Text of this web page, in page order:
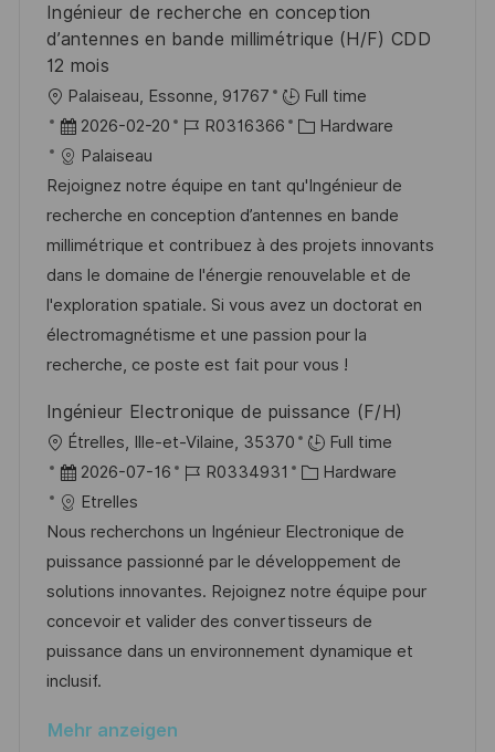
g
r
ö
f
f
e
g
Ingénieur de recherche en conception
d’antennes en bande millimétrique (H/F) CDD
12 mois
O
r
t
Palaiseau, Essonne, 91767
Full time
D
a
t
u
m
d
e
r
V
r
ö
f
f
e
n
t
l
i
c
h
2026-02-20
J
b
-
I
D
R0316366
K
t
e
g
o
r
i
e
Hardware
Palaiseau
Rejoignez notre équipe en tant qu'Ingénieur de
recherche en conception d’antennes en bande
millimétrique et contribuez à des projets innovants
dans le domaine de l'énergie renouvelable et de
l'exploration spatiale. Si vous avez un doctorat en
électromagnétisme et une passion pour la
recherche, ce poste est fait pour vous !
Ingénieur Electronique de puissance (F/H)
O
r
t
Étrelles, Ille-et-Vilaine, 35370
Full time
D
a
t
u
m
d
e
r
e
2026-07-16
J
b
-
I
D
R0334931
K
t
e
g
o
r
Hardware
Etrelles
Nous recherchons un Ingénieur Electronique de
puissance passionné par le développement de
solutions innovantes. Rejoignez notre équipe pour
concevoir et valider des convertisseurs de
puissance dans un environnement dynamique et
inclusif.
Mehr anzeigen